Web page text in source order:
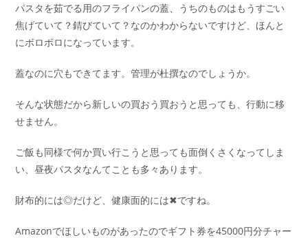
パスタを茹でる用のフライパンの蓋、うちのものはもうすごい
焦げていて？錆びていて？なのかわからないですけど、ほんと
にボロボロになっています。
蓋なのに穴もできてます。管理が杜撰なのでしょうか。
そんな状態だから新しいの買おう買おうと思っても、行動に移
せません。
ご飯も同様で何か買い行こうと思っても面倒くさくなってしま
い、昼夜パスタなんてことも多々あります。
財布的には◎だけど、健康面的には✖ですね。
Amazonでほしいものがあったのでギフト券を45000円分チャー